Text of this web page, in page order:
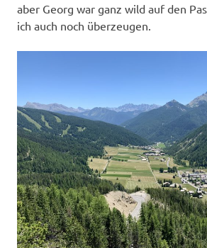
aber Georg war ganz wild auf den
ich auch noch überzeugen.